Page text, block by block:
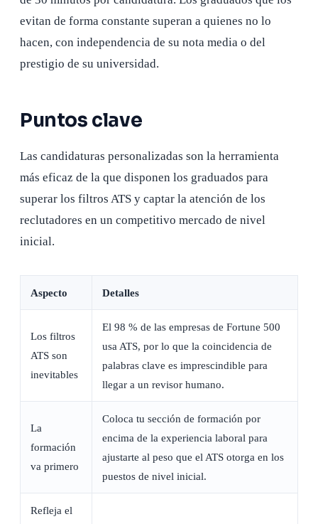
evitan de forma constante superan a quienes no lo
hacen, con independencia de su nota media o del
prestigio de su universidad.
Puntos clave
Las candidaturas personalizadas son la herramienta
más eficaz de la que disponen los graduados para
superar los filtros ATS y captar la atención de los
reclutadores en un competitivo mercado de nivel
inicial.
Aspecto Detalles
Los filtros
ATS son
inevitables
El 98 % de las empresas de Fortune 500
usa ATS, por lo que la coincidencia de
palabras clave es imprescindible para
llegar a un revisor humano.
La
formación
va primero
Coloca tu sección de formación por
encima de la experiencia laboral para
ajustarte al peso que el ATS otorga en los
puestos de nivel inicial.
Refleja el